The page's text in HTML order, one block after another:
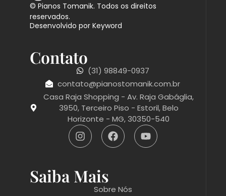
© Pianos Tomanik. Todos os direitos
reservados.
Desenvolvido por Keyword
Contato
(31) 98849-0937
contato@pianostomanik.com.br
Casa Raja Shopping - Av. Raja Gabáglia,
3950, Terceiro Piso - Estoril, Belo
Horizonte - MG, 30350-540
Saiba Mais
Sobre Nós